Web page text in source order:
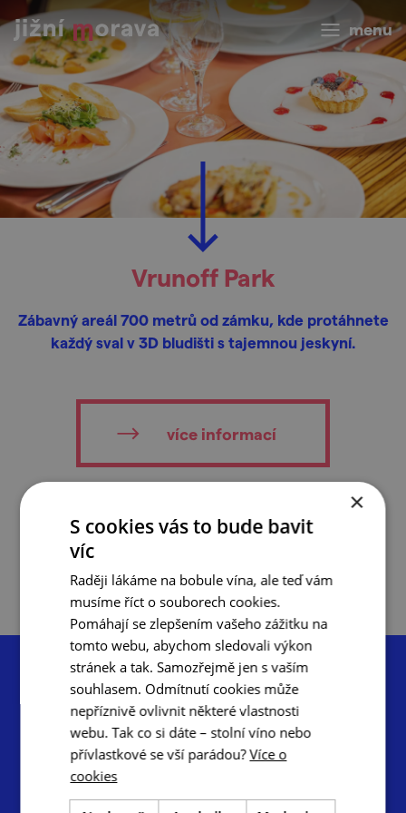
menu
Vrunoff Park
Zábavný areál 700 metrů od zámku, kde protáhnete
každý sval v 3D bludišti s tajemnou jeskyní.
více informací
do oblíbených
Centrála cestovního ruchu – Jižní Morava, z.s.p.o.
Radnická 2, 602 00 Brno
info@ccrjm.cz
×
S cookies vás to bude bavit
víc
Raději lákáme na bobule vína, ale teď vám
musíme říct o souborech cookies.
Pomáhají se zlepšením vašeho zážitku na
tomto webu, abychom sledovali výkon
stránek a tak. Samozřejmě jen s vaším
souhlasem. Odmítnutí cookies může
nepříznivě ovlivnit některé vlastnosti
webu. Tak co si dáte – stolní víno nebo
přívlastkové se vší parádou?Více o
cookies